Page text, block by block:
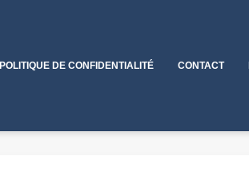
POLITIQUE DE CONFIDENTIALITÉ CONTACT